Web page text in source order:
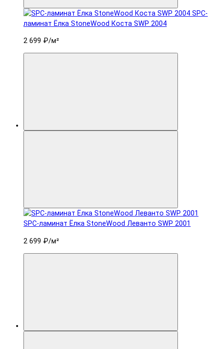
SPC-
ламинат Ëлка StoneWood Коста SWP 2004
2 699 ₽/м²
SPC-ламинат Ëлка StoneWood Леванто SWP 2001
2 699 ₽/м²